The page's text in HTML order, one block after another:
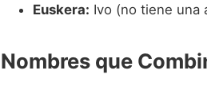
Euskera: Ivo (no tiene una
Nombres que